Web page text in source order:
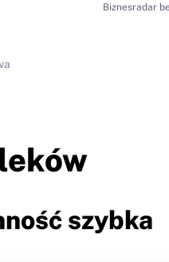
Biznesradar
szybka